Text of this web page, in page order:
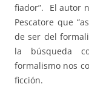
fiador”. El autor
Pescatore que
de ser del
la búsqueda
formalismo nos
ficción.